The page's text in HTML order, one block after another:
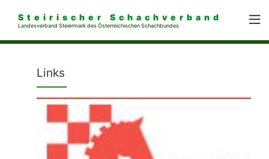
Steirischer Schachverband
Landesverband Steiermark des Österreichischen Schachbundes
Links